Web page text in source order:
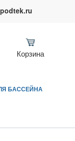
Корзина
БАССЕЙНА